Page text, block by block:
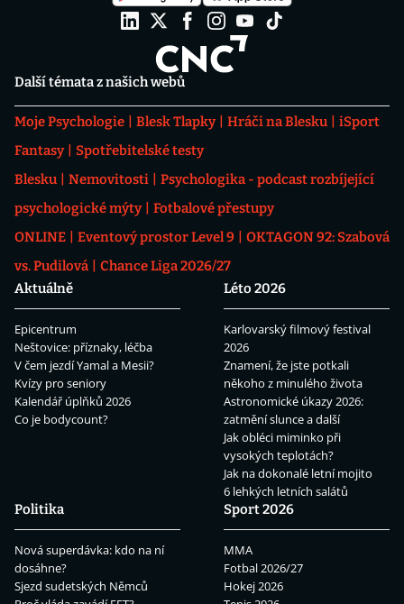
Další témata z našich webů
Moje Psychologie Blesk Tlapky Hráči na Blesku
iSport
Fantasy
Spotřebitelské testy
Blesku
Nemovitosti
Psychologika - podcast rozbíjející
psychologické mýty
Fotbalové přestupy
ONLINE
Eventový prostor Level 9
OKTAGON 92: Szabová
vs. Pudilová
Chance Liga 2026/27
Aktuálně
Epicentrum
Neštovice: příznaky, léčba
V čem jezdí Yamal a Mesii?
Kvízy pro seniory
Kalendář úplňků 2026
Co je bodycount?
Léto 2026
Karlovarský filmový festival
2026
Znamení, že jste potkali
někoho z minulého života
Astronomické úkazy 2026:
zatmění slunce a další
Jak obléci miminko při
vysokých teplotách?
Jak na dokonalé letní mojito
6 lehkých letních salátů
Politika
Nová superdávka: kdo na ní
dosáhne?
Sjezd sudetských Němců
Sport 2026
MMA
Fotbal 2026/27
Hokej 2026